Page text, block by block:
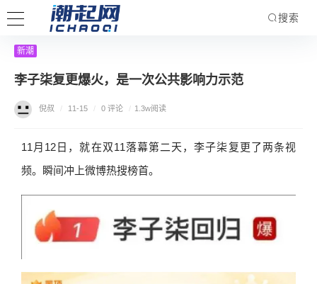
搜索
新潮
李子柒复更爆火，是一次公共影响力示范
倪叔 / 11-15 / 0 评论 / 1.3w阅读
11月12日，就在双11落幕第二天，李子柒复更了两条视
频。瞬间冲上微博热搜榜首。